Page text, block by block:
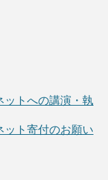
ットへの講演・執
ット寄付のお願い